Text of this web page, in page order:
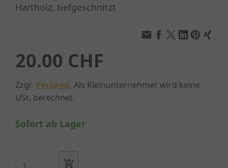
Hartholz, tiefgeschnitzt
20.00 CHF
Zzgl. Versand. Als Kleinunternehmer wird keine
USt. berechnet.
Sofort ab Lager